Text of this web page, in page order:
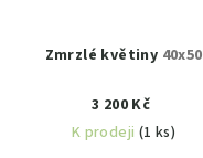
Zmrzlé květiny 40x50
3 200 Kč
K prodeji (1 ks)